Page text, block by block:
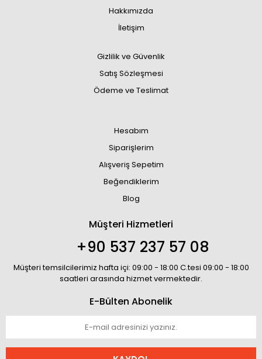
Hakkımızda
İletişim
Gizlilik ve Güvenlik
Satış Sözleşmesi
Ödeme ve Teslimat
Hesabım
Siparişlerim
Alışveriş Sepetim
Beğendiklerim
Blog
Müşteri Hizmetleri
+90 537 237 57 08
Müşteri temsilcilerimiz hafta içi: 09:00 - 18:00 C.tesi 09:00 - 18:00
saatleri arasında hizmet vermektedir.
E-Bülten Abonelik